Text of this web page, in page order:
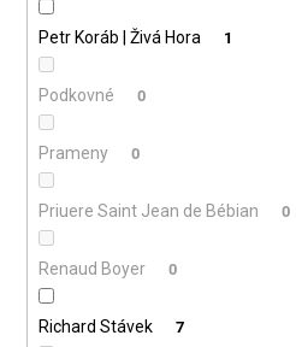
Petr Koráb | Živá Hora 1
Podkovné 0
Prameny 0
Priuere Saint Jean de Bébian 0
Renaud Boyer 0
Richard Stávek 7